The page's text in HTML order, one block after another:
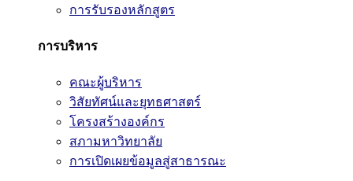
การรับรองหลักสูตร
การบริหาร
คณะผู้บริหาร
วิสัยทัศน์และยุทธศาสตร์
โครงสร้างองค์กร
สภามหาวิทยาลัย
การเปิดเผยข้อมูลสู่สาธารณะ